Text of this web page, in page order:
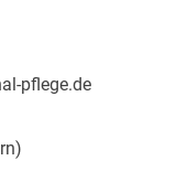
pflege.de